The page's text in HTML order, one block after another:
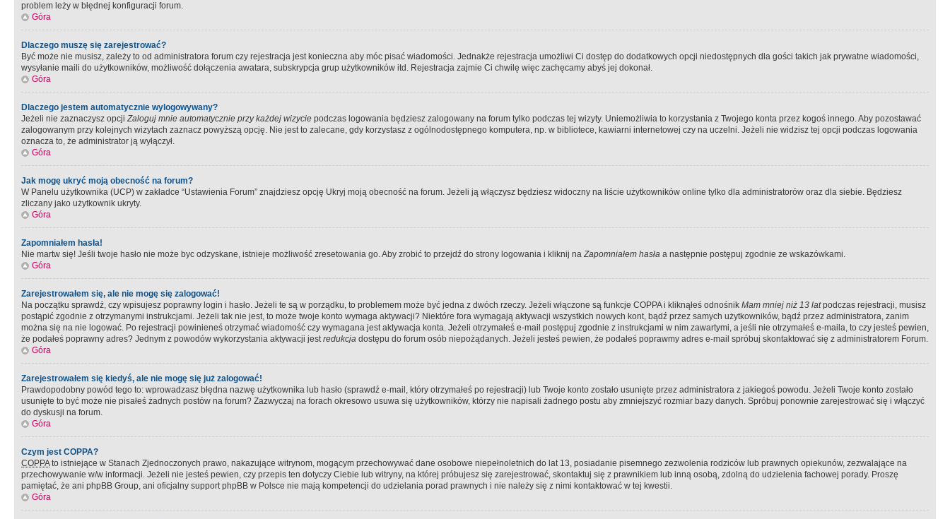
problem leży w błędnej konfiguracji forum.
Góra
Dlaczego muszę się zarejestrować?
Być może nie musisz, zależy to od administratora forum czy rejestracja jest konieczna aby móc pisać wiadomości. Jednakże rejestracja umożliwi Ci dostęp do dodatkowych opcji niedostępnych dla gości takich jak prywatne wiadomości,
wysyłanie maili do użytkowników, możliwość dołączenia awatara, subskrypcja grup użytkowników itd. Rejestracja zajmie Ci chwilę więc zachęcamy abyś jej dokonał.
Góra
Dlaczego jestem automatycznie wylogowywany?
Jeżeli nie zaznaczysz opcjiZaloguj mnie automatycznie przy każdej wizycie podczas logowania będziesz zalogowany na forum tylko podczas tej wizyty. Uniemożliwia to korzystania z Twojego konta przez kogoś innego. Aby pozostawać
zalogowanym przy kolejnych wizytach zaznacz powyższą opcję. Nie jest to zalecane, gdy korzystasz z ogólnodostępnego komputera, np. w bibliotece, kawiarni internetowej czy na uczelni. Jeżeli nie widzisz tej opcji podczas logowania
oznacza to, że administrator ją wyłączył.
Góra
Jak mogę ukryć moją obecność na forum?
W Panelu użytkownika (UCP) w zakładce “Ustawienia Forum” znajdziesz opcję Ukryj moją obecność na forum. Jeżeli ją włączysz będziesz widoczny na liście użytkowników online tylko dla administratorów oraz dla siebie. Będziesz
zliczany jako użytkownik ukryty.
Góra
Zapomniałem hasła!
Nie martw się! Jeśli twoje hasło nie może byc odzyskane, istnieje możliwość zresetowania go. Aby zrobić to przejdź do strony logowania i kliknij naZapomniałem hasła a następnie postępuj zgodnie ze wskazówkami.
Góra
Zarejestrowałem się, ale nie mogę się zalogować!
Na początku sprawdź, czy wpisujesz poprawny login i hasło. Jeżeli te są w porządku, to problemem może być jedna z dwóch rzeczy. Jeżeli włączone są funkcje COPPA i kliknąłeś odnośnik Mam mniej niż 13 latpodczas rejestracji, musisz
postąpić zgodnie z otrzymanymi instrukcjami. Jeżeli tak nie jest, to może twoje konto wymaga aktywacji? Niektóre fora wymagają aktywacji wszystkich nowych kont, bądź przez samych użytkowników, bądź przez administratora, zanim
można się na nie logować. Po rejestracji powinieneś otrzymać wiadomość czy wymagana jest aktywacja konta. Jeżeli otrzymałeś e-mail postępuj zgodnie z instrukcjami w nim zawartymi, a jeśli nie otrzymałeś e-maila, to czy jesteś pewien,
że podałeś poprawny adres? Jednym z powodów wykorzystania aktywacji jestredukcja dostępu do forum osób niepożądanych. Jeżeli jesteś pewien, że podałeś poprawmy adres e-mail spróbuj skontaktować się z administratorem Forum.
Góra
Zarejestrowałem się kiedyś, ale nie mogę się już zalogować!
Prawdopodobny powód tego to: wprowadzasz błędna nazwę użytkownika lub hasło (sprawdź e-mail, który otrzymałeś po rejestracji) lub Twoje konto zostało usunięte przez administratora z jakiegoś powodu. Jeżeli Twoje konto zostało
usunięte to być może nie pisałeś żadnych postów na forum? Zazwyczaj na forach okresowo usuwa się użytkowników, którzy nie napisali żadnego postu aby zmniejszyć rozmiar bazy danych. Spróbuj ponownie zarejestrować się i włączyć
do dyskusji na forum.
Góra
Czym jest COPPA?
COPPAto istniejące w Stanach Zjednoczonych prawo, nakazujące witrynom, mogącym przechowywać dane osobowe niepełnoletnich do lat 13, posiadanie pisemnego zezwolenia rodziców lub prawnych opiekunów, zezwalające na
przechowywanie w/w informacji. Jeżeli nie jesteś pewien, czy przepis ten dotyczy Ciebie lub witryny, na której próbujesz się zarejestrować, skontaktuj się z prawnikiem lub inną osobą, zdolną do udzielenia fachowej porady. Proszę
pamiętać, że ani phpBB Group, ani oficjalny support phpBB w Polsce nie mają kompetencji do udzielania porad prawnych i nie należy się z nimi kontaktować w tej kwestii.
Góra